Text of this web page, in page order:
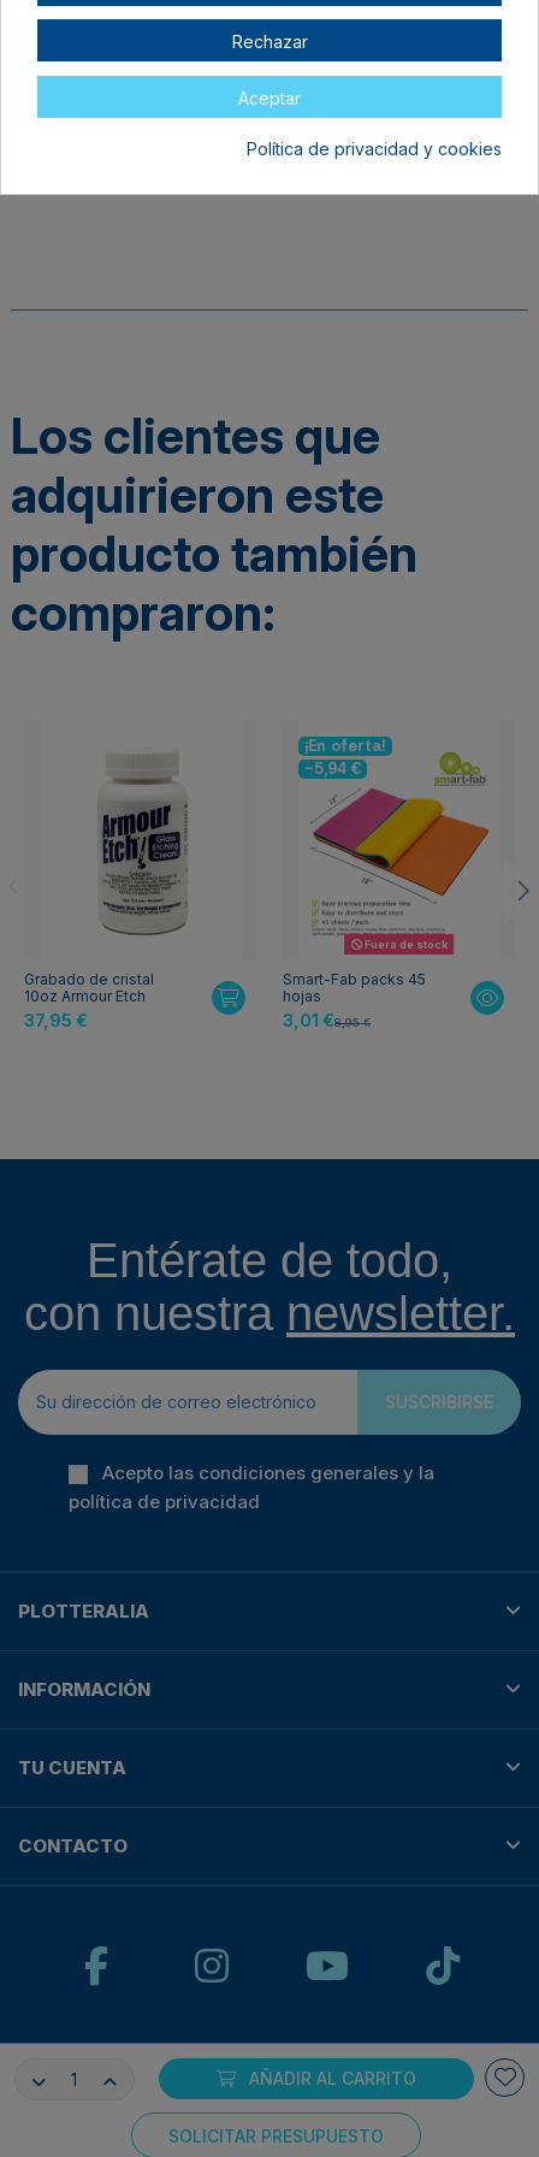
AÑADIR AL CARRITO
SOLICITAR PRESUPUESTO
Parámetros orientativos de corte para
Cricut Design Space:
Los clientes que
adquirieron este
producto también
compraron:
Grabado de cristal
10oz Armour Etch
37,95 €
¡En oferta!
-5,94 €
Fuera de stock
Smart-Fab packs 45
hojas
3,01 €8,95 €
Entérate de todo,
con nuestra newsletter.
SUSCRIBIRSE
Acepto las condiciones generales y la
política de privacidad
PLOTTERALIA
INFORMACIÓN
TU CUENTA
CONTACTO
© Plotteralia
Pagos 100% seguros con:
Rechazar
Aceptar
Política de privacidad y cookies